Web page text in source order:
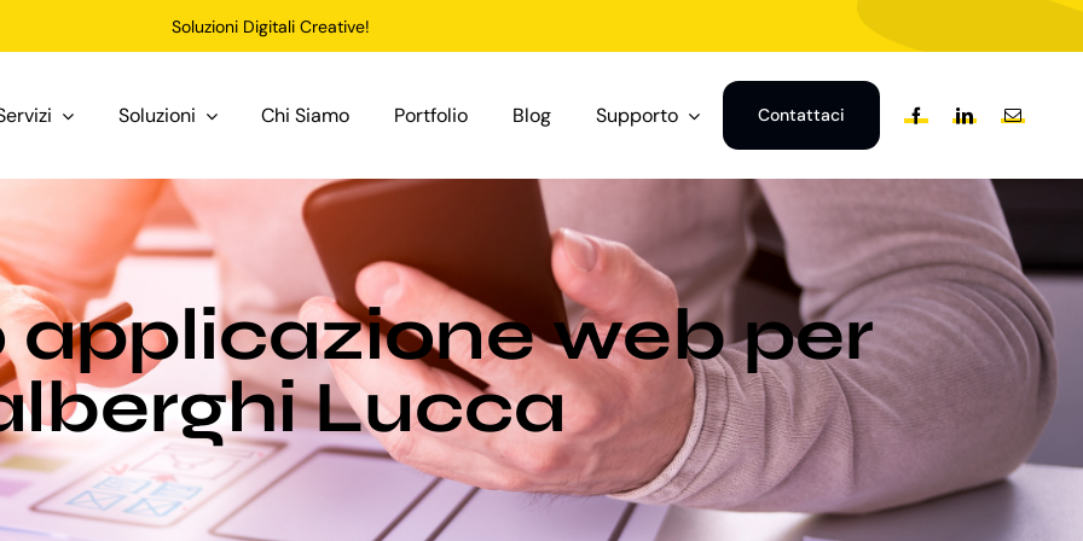
Soluzioni Digitali Creative!
Soluzioni Chi Siamo Portfolio Blog Supporto Contattaci
applicazione web per
Lucca